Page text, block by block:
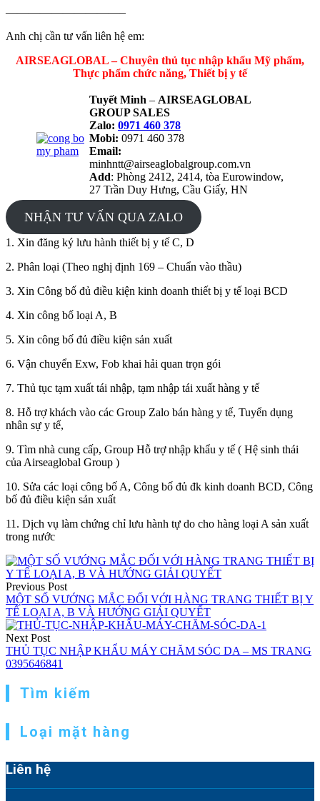
——————————–
Anh chị cần tư vấn liên hệ em:
AIRSEAGLOBAL – Chuyên thủ tục nhập khẩu Mỹ phẩm,
Thực phẩm chức năng, Thiết bị y tế
Tuyết Minh – AIRSEAGLOBAL
GROUP SALES
Zalo: 0971 460 378
Mobi: 0971 460 378
Email:
minhntt@airseaglobalgroup.com.vn
Add: Phòng 2412, 2414, tòa Eurowindow,
27 Trần Duy Hưng, Cầu Giấy, HN
NHẬN TƯ VẤN QUA ZALO
1. Xin đăng ký lưu hành thiết bị y tế C, D
2. Phân loại (Theo nghị định 169 – Chuẩn vào thầu)
3. Xin Công bố đủ điều kiện kinh doanh thiết bị y tế loại BCD
4. Xin công bố loại A, B
5. Xin công bố đủ điều kiện sản xuất
6. Vận chuyển Exw, Fob khai hải quan trọn gói
7. Thủ tục tạm xuất tái nhập, tạm nhập tái xuất hàng y tế
8. Hỗ trợ khách vào các Group Zalo bán hàng y tế, Tuyển dụng
nhân sự y tế,
9. Tìm nhà cung cấp, Group Hỗ trợ nhập khẩu y tế ( Hệ sinh thái
của Airseaglobal Group )
10. Sửa các loại công bố A, Công bố đủ đk kinh doanh BCD, Công
bố đủ điều kiện sản xuất
11. Dịch vụ làm chứng chỉ lưu hành tự do cho hàng loại A sản xuất
trong nước
Điều
hướng
bài
viết
Previous Post
MỘT SỐ VƯỚNG MẮC ĐỐI VỚI HÀNG TRANG THIẾT BỊ Y
TẾ LOẠI A, B VÀ HƯỚNG GIẢI QUYẾT
Next Post
THỦ TỤC NHẬP KHẨU MÁY CHĂM SÓC DA – MS TRANG
0395646841
Tìm kiếm
Loại mặt hàng
Liên hệ